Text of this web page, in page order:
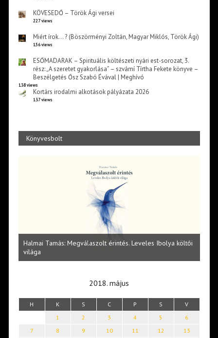
KÖVESEDŐ – Török Ági versei
227 views
Miért írok… ? (Böszörményi Zoltán, Magyar Miklós, Török Ági)
156 views
ESŐMADARAK – Spirituális költészeti nyári est-sorozat, 3.
rész: „A szeretet gyakorlása” – szvámí Tírtha Fekete könyve –
Beszélgetés Ősz Szabó Évával | Meghívó
138 views
Kortárs irodalmi alkotások pályázata 2026
137 views
Könyvesbolt
Halmai Tamás: Megválaszolt érintés. Leveles Ibolya költői
világa
2018. május
H K S C P S V
1 2 3 4 5
6
7
8 9 10 11 12
13